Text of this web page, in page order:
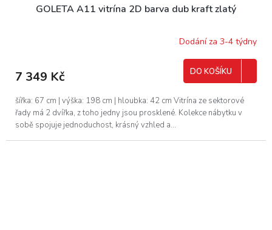
GOLETA A11 vitrína 2D barva dub kraft zlatý
Dodání za 3-4 týdny
7 349 Kč DO KOŠÍKU
šířka: 67 cm | výška: 198 cm | hloubka: 42 cm Vitrína ze sektorové
řady má 2 dvířka, z toho jedny jsou prosklené. Kolekce nábytku v
sobě spojuje jednoduchost, krásný vzhled a...